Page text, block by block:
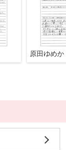
原田ゆめか